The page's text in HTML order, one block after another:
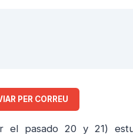
PER CORREU
el pasado 20 y 21)